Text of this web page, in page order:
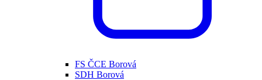
FS ČCE Borová
SDH Borová